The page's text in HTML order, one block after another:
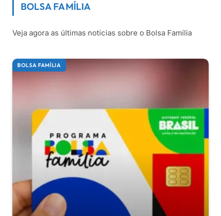
BOLSA FAMÍLIA
Veja agora as últimas notícias sobre o Bolsa Família
BOLSA FAMÍLIA